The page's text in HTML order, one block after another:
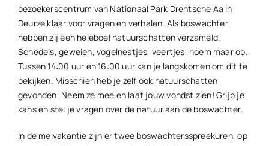
bezoekerscentrum van Nationaal Park Drentsche Aa in
Deurze klaar voor vragen en verhalen. Als boswachter
hebben zij een heleboel natuurschatten verzameld.
Schedels, geweien, vogelnestjes, veertjes, noem maar op.
Tussen 14:00 uur en 16:00 uur kan je langskomen om dit te
bekijken. Misschien heb je zelf ook natuurschatten
gevonden. Neem ze mee en laat jouw vondst zien! Grijp je
kans en stel je vragen over de natuur aan de boswachter.
In de meivakantie zijn er twee boswachtersspreekuren, op